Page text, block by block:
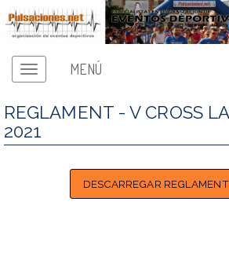
MENÚ
REGLAMENT - V CROSS
2021
DESCARREGAR